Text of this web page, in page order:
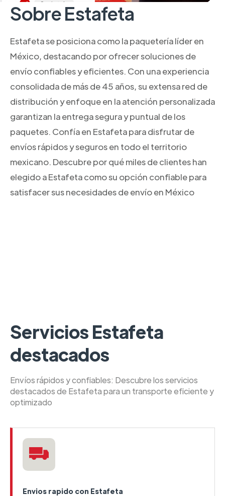
Sobre Estafeta
Estafeta se posiciona como la paquetería líder en
México, destacando por ofrecer soluciones de
envío confiables y eficientes. Con una experiencia
consolidada de más de 45 años, su extensa red de
distribución y enfoque en la atención personalizada
garantizan la entrega segura y puntual de los
paquetes. Confía en Estafeta para disfrutar de
envíos rápidos y seguros en todo el territorio
mexicano. Descubre por qué miles de clientes han
elegido a Estafeta como su opción confiable para
satisfacer sus necesidades de envío en México
Servicios Estafeta
destacados
Envíos rápidos y confiables: Descubre los servicios
destacados de Estafeta para un transporte eficiente y
optimizado
Envios rapido con Estafeta